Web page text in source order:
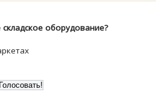
оборудование?